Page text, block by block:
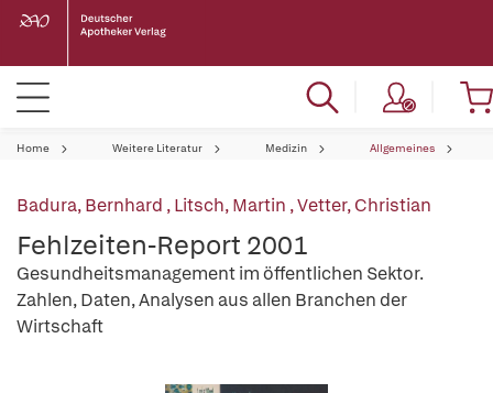
Home Weitere Literatur Medizin Allgemeines
Badura, Bernhard ,Litsch, Martin ,Vetter, Christian
Fehlzeiten-Report 2001
Gesundheitsmanagement im öffentlichen Sektor.
Zahlen, Daten, Analysen aus allen Branchen der
Wirtschaft